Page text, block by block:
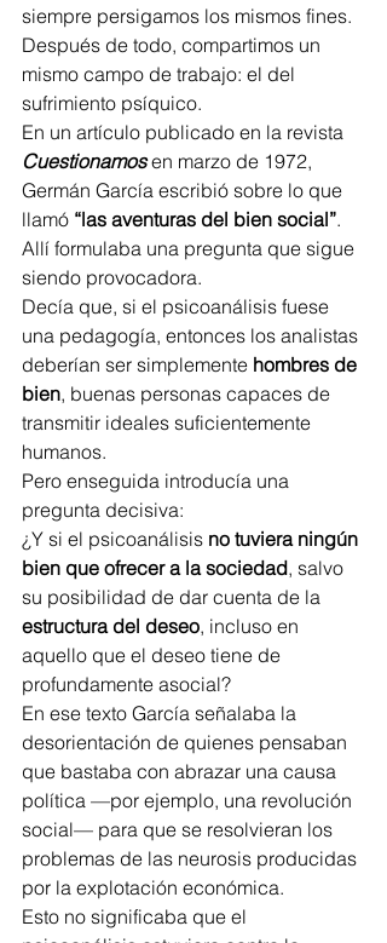
siempre persigamos los mismos fines.
Después de todo, compartimos un
mismo campo de trabajo: el del
sufrimiento psíquico.
En un artículo publicado en la revista
Cuestionamos en marzo de 1972,
Germán García escribió sobre lo que
llamó “las aventuras del bien social”.
Allí formulaba una pregunta que sigue
siendo provocadora.
Decía que, si el psicoanálisis fuese
una pedagogía, entonces los analistas
deberían ser simplemente hombres de
bien, buenas personas capaces de
transmitir ideales suficientemente
humanos.
Pero enseguida introducía una
pregunta decisiva:
¿Y si el psicoanálisis no tuviera ningún
bien que ofrecer a la sociedad, salvo
su posibilidad de dar cuenta de la
estructura del deseo, incluso en
aquello que el deseo tiene de
profundamente asocial?
En ese texto García señalaba la
desorientación de quienes pensaban
que bastaba con abrazar una causa
política —por ejemplo, una revolución
social— para que se resolvieran los
problemas de las neurosis producidas
por la explotación económica.
Esto no significaba que el